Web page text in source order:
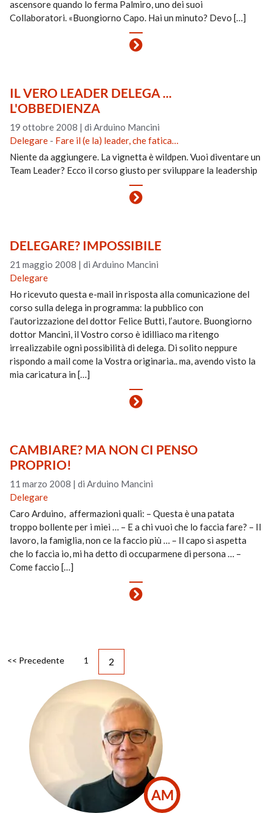
ascensore quando lo ferma Palmiro, uno dei suoi
Collaboratori. «Buongiorno Capo. Hai un minuto? Devo […]
IL VERO LEADER DELEGA ...
L'OBBEDIENZA
19 ottobre 2008 |di Arduino Mancini
Delegare - Fare il (e la) leader, che fatica…
Niente da aggiungere. La vignetta è wildpen. Vuoi diventare un
Team Leader? Ecco il corso giusto per sviluppare la leadership
DELEGARE? IMPOSSIBILE
21 maggio 2008 |di Arduino Mancini
Delegare
Ho ricevuto questa e-mail in risposta alla comunicazione del
corso sulla delega in programma: la pubblico con
l’autorizzazione del dottor Felice Butti, l’autore. Buongiorno
dottor Mancini, il Vostro corso è idilliaco ma ritengo
irrealizzabile ogni possibilità di delega. Di solito neppure
rispondo a mail come la Vostra originaria.. ma, avendo visto la
mia caricatura in […]
CAMBIARE? MA NON CI PENSO
PROPRIO!
11 marzo 2008 |di Arduino Mancini
Delegare
Caro Arduino, affermazioni quali: – Questa è una patata
troppo bollente per i miei … – E a chi vuoi che lo faccia fare? – Il
lavoro, la famiglia, non ce la faccio più … – Il capo si aspetta
che lo faccia io, mi ha detto di occuparmene di persona … –
Come faccio […]
<< Precedente 1 2
AM